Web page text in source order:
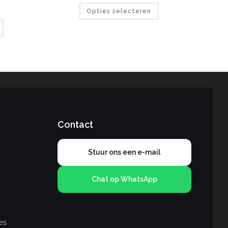
Opties selecteren
Contact
Stuur ons een e-mail
Chat op WhatsApp